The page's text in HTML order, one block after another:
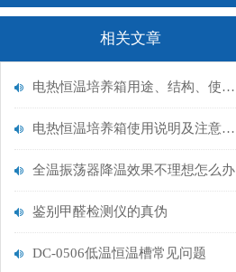
相关文章
电热恒温培养箱用途、结构、使用说明及安装维护
电热恒温培养箱使用说明及注意事项
全温振荡器降温效果不理想怎么办
鉴别甲醛检测仪的真伪
DC-0506低温恒温槽常见问题